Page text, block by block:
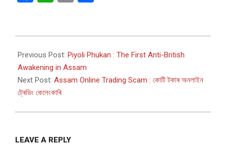
05-
19
Previous Post: Piyoli Phukan : The First Anti-British
Awakening in Assam
Next Post: Assam Online Trading Scam : কোটি টকাৰ অনলাইন
ট্ৰেডিং কেলেংকাৰি
LEAVE A REPLY